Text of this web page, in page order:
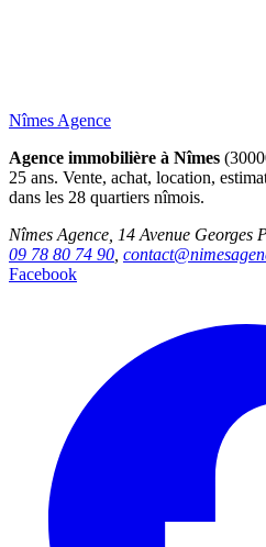
Nîmes Agence
Agence immobilière à Nîmes
25 ans. Vente, achat, location,
dans les 28 quartiers nîmois.
Nîmes Agence, 14 Avenue Georges
09 78 80 74 90
Facebook